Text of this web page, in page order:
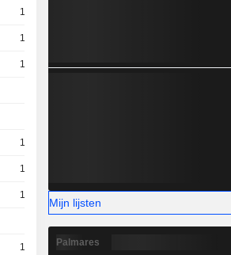
10
10
10
10
10
10 3,440EUR
10 3,740
Mijn lijsten
Palmares